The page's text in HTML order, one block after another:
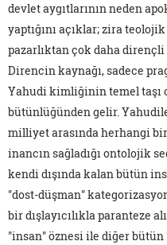
devlet aygıtlarının neden
yaptığını açıklar; zira
pazarlıktan çok daha
Direncin kaynağı, sadece
Yahudi kimliğinin temel taşı
bütünlüğünden gelir.
milliyet arasında herhangi
inancın sağladığı ontolojik
kendi dışında kalan bütün
"dost-düşman"
bir dışlayıcılıkla paranteze
"insan" öznesi ile diğer